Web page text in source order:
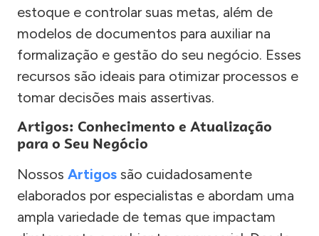
estoque e controlar suas metas, além de
modelos de documentos para auxiliar na
formalização e gestão do seu negócio. Esses
recursos são ideais para otimizar processos e
tomar decisões mais assertivas.
Artigos: Conhecimento e Atualização
para o Seu Negócio
Nossos Artigos são cuidadosamente
elaborados por especialistas e abordam uma
ampla variedade de temas que impactam